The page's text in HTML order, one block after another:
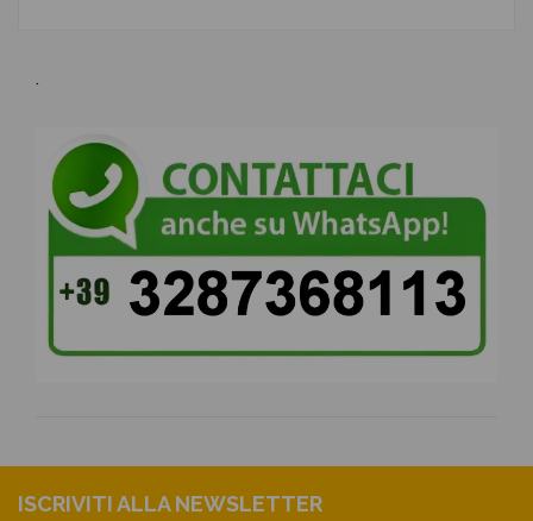
.
ISCRIVITI ALLA NEWSLETTER